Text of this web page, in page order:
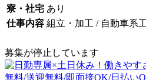
寮・社宅 あり
仕事内容 組立・加工 / 自動車系
募集が停止しています